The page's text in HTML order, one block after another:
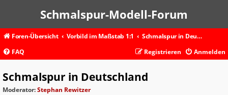
Schmalspur-Modell-Forum
Foren-Übersicht Vorbild im Maßstab 1:1
Schmalspur in Deutschland
FAQ
Anmelden
Registrieren
Schmalspur in Deutschland
Moderator:Stephan Rewitzer